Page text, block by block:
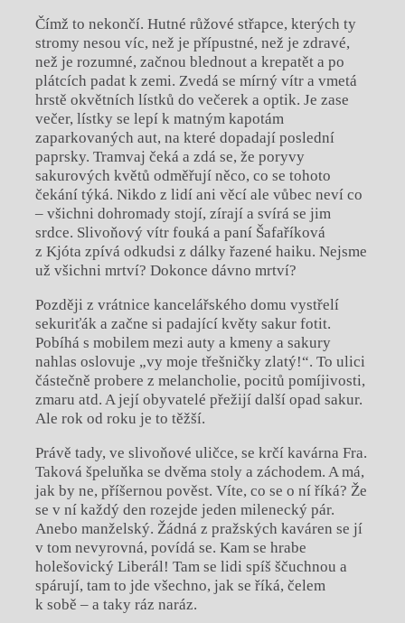
Čímž to nekončí. Hutné růžové střapce, kterých ty
stromy nesou víc, než je přípustné, než je zdravé,
než je rozumné, začnou blednout a krepatět a po
plátcích padat k zemi. Zvedá se mírný vítr a vmetá
hrstě okvětních lístků do večerek a optik. Je zase
večer, lístky se lepí k matným kapotám
zaparkovaných aut, na které dopadají poslední
paprsky. Tramvaj čeká a zdá se, že poryvy
sakurových květů odměřují něco, co se tohoto
čekání týká. Nikdo z lidí ani věcí ale vůbec neví co
– všichni dohromady stojí, zírají a svírá se jim
srdce. Slivoňový vítr fouká a paní Šafaříková
z Kjóta zpívá odkudsi z dálky řazené haiku. Nejsme
už všichni mrtví? Dokonce dávno mrtví?
Později z vrátnice kancelářského domu vystřelí
sekuriťák a začne si padající květy sakur fotit.
Pobíhá s mobilem mezi auty a kmeny a sakury
nahlas oslovuje „vy moje třešničky zlatý!“. To ulici
částečně probere z melancholie, pocitů pomíjivosti,
zmaru atd. A její obyvatelé přežijí další opad sakur.
Ale rok od roku je to těžší.
Právě tady, ve slivoňové uličce, se krčí kavárna Fra.
Taková špeluňka se dvěma stoly a záchodem. A má,
jak by ne, příšernou pověst. Víte, co se o ní říká? Že
se v ní každý den rozejde jeden milenecký pár.
Anebo manželský. Žádná z pražských kaváren se jí
v tom nevyrovná, povídá se. Kam se hrabe
holešovický Liberál! Tam se lidi spíš ščuchnou a
spárují, tam to jde všechno, jak se říká, čelem
k sobě – a taky ráz naráz.